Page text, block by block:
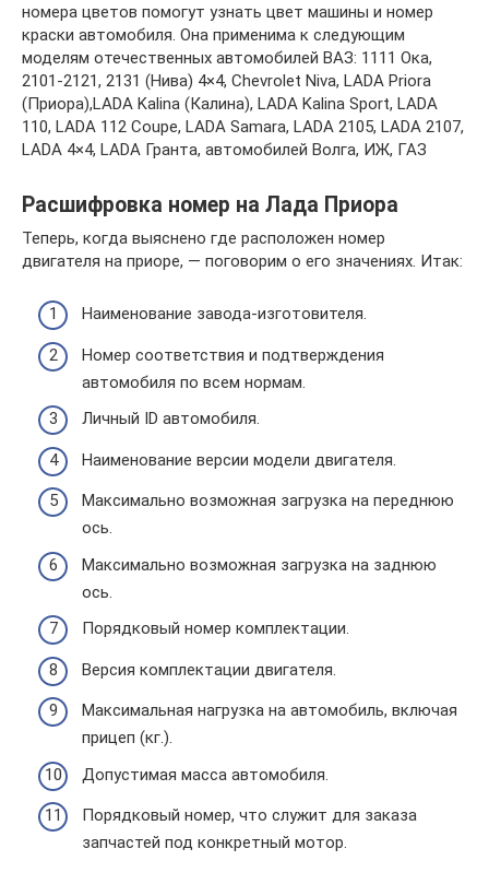
номера цветов помогут узнать цвет машины и номер
краски автомобиля. Она применима к следующим
моделям отечественных автомобилей ВАЗ: 1111 Ока,
2101-2121, 2131 (Нива) 4×4, Chevrolet Niva, LADA Priora
(Приора),LADA Kalina (Калина), LADA Kalina Sport, LADA
110, LADA 112 Coupe, LADA Samara, LADA 2105, LADA 2107,
LADA 4×4, LADA Гранта, автомобилей Волга, ИЖ, ГАЗ
Расшифровка номер на Лада Приора
Теперь, когда выяснено где расположен номер
двигателя на приоре, — поговорим о его значениях. Итак:
Наименование завода-изготовителя.
Номер соответствия и подтверждения
автомобиля по всем нормам.
Личный ID автомобиля.
Наименование версии модели двигателя.
Максимально возможная загрузка на переднюю
ось.
Максимально возможная загрузка на заднюю
ось.
Порядковый номер комплектации.
Версия комплектации двигателя.
Максимальная нагрузка на автомобиль, включая
прицеп (кг.).
Допустимая масса автомобиля.
Порядковый номер, что служит для заказа
запчастей под конкретный мотор.